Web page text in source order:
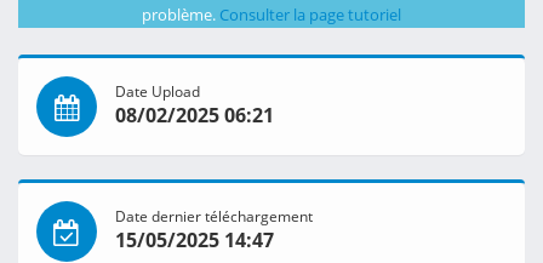
problème. Consulter la page tutoriel
Date Upload
08/02/2025 06:21
Date dernier téléchargement
15/05/2025 14:47